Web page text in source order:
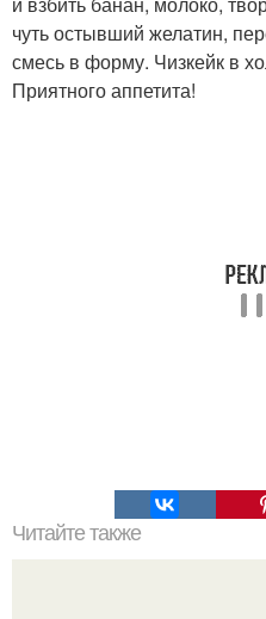
чуть остывший желатин,
смесь в форму. Чизкейк в
Приятного аппетита!
Читайте также